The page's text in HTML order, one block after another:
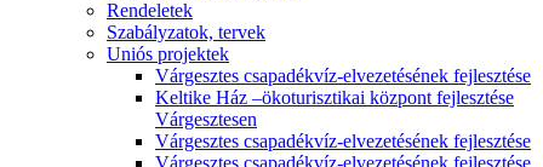
Rendeletek
Szabályzatok, tervek
Uniós projektek
Várgesztes csapadékvíz-elvezetésének fejlesztése
Keltike Ház –ökoturisztikai központ fejlesztése
Várgesztesen
Várgesztes csapadékvíz-elvezetésének fejlesztése
Várgesztes csapadékvíz-elvezetésének fejlesztése